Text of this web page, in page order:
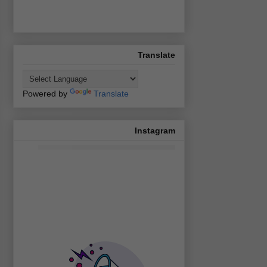
Translate
Powered by Translate
Instagram